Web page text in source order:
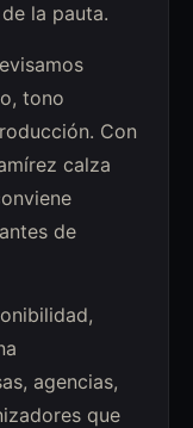
la pauta.
tono
Con
calza
de
agencias,
que